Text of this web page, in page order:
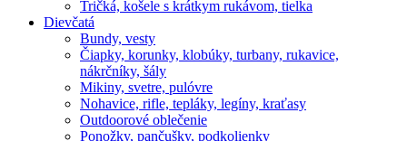
Tričká, košele s krátkym rukávom, tielka
Dievčatá
Bundy, vesty
Čiapky, korunky, klobúky, turbany, rukavice,
nákrčníky, šály
Mikiny, svetre, pulóvre
Nohavice, rifle, tepláky, legíny, kraťasy
Outdoorové oblečenie
Ponožky, pančušky, podkolienky